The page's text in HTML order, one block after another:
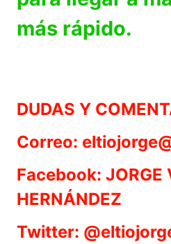
más rápido.
DUDAS Y
Correo:
Facebook: JORGE
HERNÁNDEZ
Twitter: